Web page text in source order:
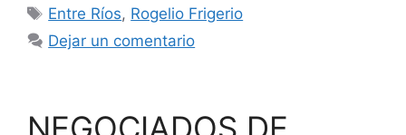
Etiquetas
Entre Ríos, Rogelio Frigerio
Dejar un comentario